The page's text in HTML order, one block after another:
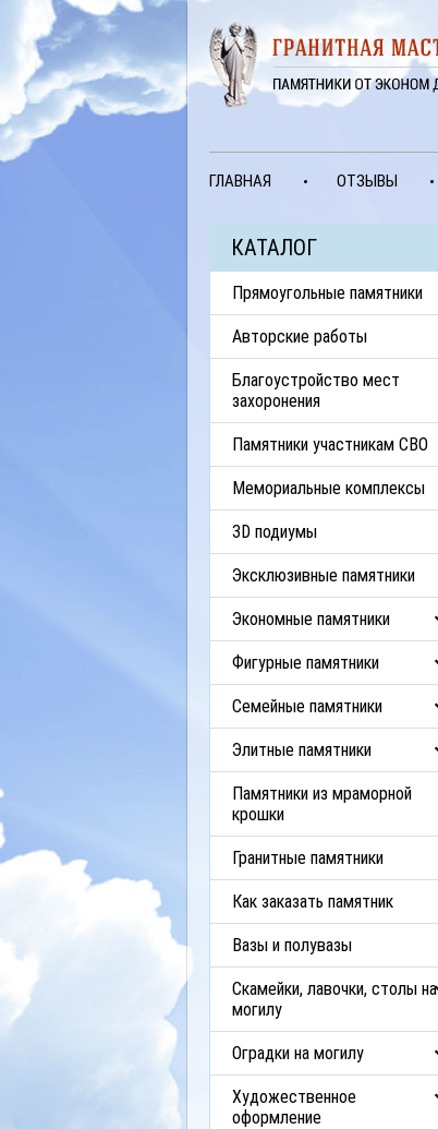
ГЛАВНАЯ ОТЗЫВЫ
КАТАЛОГ
Прямоугольные памятники
Авторские работы
Благоустройство мест
захоронения
Памятники участникам СВО
Мемориальные комплексы
3D подиумы
Эксклюзивные памятники
Экономные памятники
Фигурные памятники
Семейные памятники
Элитные памятники
Памятники из мраморной
крошки
Гранитные памятники
Как заказать памятник
Вазы и полувазы
Скамейки, лавочки, столы на
могилу
Оградки на могилу
Художественное
оформление